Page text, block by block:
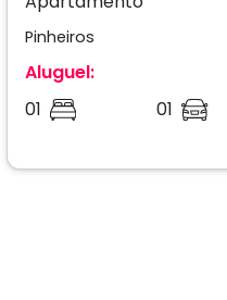
Pinheiros
Aluguel:
01
01